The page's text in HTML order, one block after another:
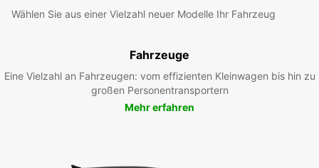
Wählen Sie aus einer Vielzahl neuer Modelle Ihr Fahrzeug
Fahrzeuge
Eine Vielzahl an Fahrzeugen: vom effizienten Kleinwagen bis hin zu
großen Personentransportern
Mehr erfahren